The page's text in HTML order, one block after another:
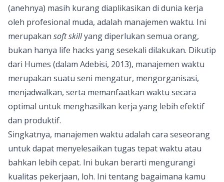
(anehnya) masih kurang diaplikasikan di dunia kerja
oleh profesional muda, adalah manajemen waktu. Ini
merupakan soft skillyang diperlukan semua orang,
bukan hanya life hacks yang sesekali dilakukan. Dikutip
dari Humes (dalam Adebisi, 2013), manajemen waktu
merupakan suatu seni mengatur, mengorganisasi,
menjadwalkan, serta memanfaatkan waktu secara
optimal untuk menghasilkan kerja yang lebih efektif
dan produktif.
Singkatnya, manajemen waktu adalah cara seseorang
untuk dapat menyelesaikan tugas tepat waktu atau
bahkan lebih cepat. Ini bukan berarti mengurangi
kualitas pekerjaan, loh. Ini tentang bagaimana kamu